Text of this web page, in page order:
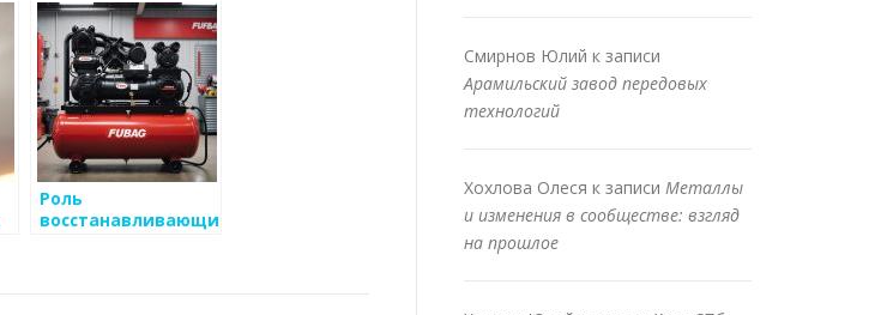
технологий
Роль
восстанавливающих
Смирнов Юлий к записи
Арамильский завод передовых
технологий
Хохлова Олеся к записи Металлы
и изменения в сообществе: взгляд
на прошлое